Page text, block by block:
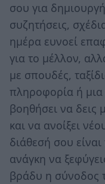
σου για
συζητήσεις,
ημέρα ευνοεί
για το μέλλον,
με σπουδές,
πληροφορία ή
βοηθήσει να δεις
και να ανοίξει
διάθεσή σου
ανάγκη να
βράδυ η σύνοδος